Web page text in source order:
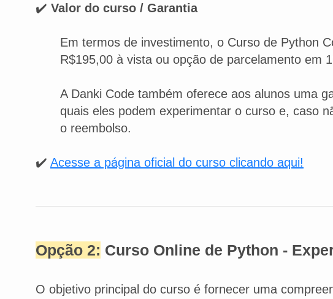
✔️ Valor do curso / Garantia
Em termos de investimento, o Curso de Python
R$195,00 à vista ou opção de parcelamento em
A Danki Code também oferece aos alunos uma
quais eles podem experimentar o curso e, caso
o reembolso.
✔️ Acesse a página oficial do curso clicando aqui!
Opção 2: Curso Online de Python -
O objetivo principal do curso é fornecer uma